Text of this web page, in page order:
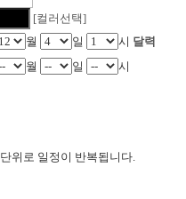
[컬러선택]
월 일 시 달력
월 일
시
단위로 일정이 반복됩니다.